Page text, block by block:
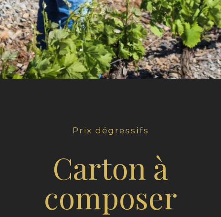
Prix dégressifs
Carton à
composer